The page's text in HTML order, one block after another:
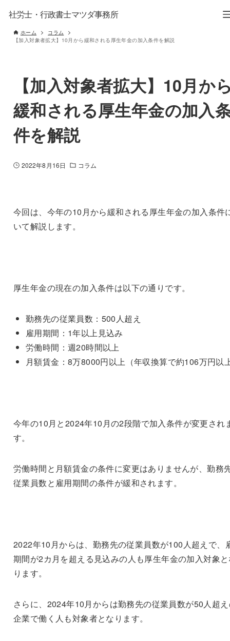
社労士・行政書士マツダ事務所
ホーム
コラム
【加入対象者拡大】10月から緩和される厚生年金の加入条件を解説
【加入対象者拡大】10月か
緩和される厚生年金の加入
件を解説
2022年8月16日 コラム
今回は、今年の10月から緩和される厚生年金の加入条件
いて解説します。
厚生年金の現在の加入条件は以下の通りです。
勤務先の従業員数：500人超え
雇用期間：1年以上見込み
労働時間：週20時間以上
月額賃金：8万8000円以上（年収換算で約106万円以
今年の10月と2024年10月の2段階で加入条件が変更され
す。
労働時間と月額賃金の条件に変更はありませんが、勤務
従業員数と雇用期間の条件が緩和されます。
2022年10月からは、勤務先の従業員数が100人超えで、
期間が2カ月を超える見込みの人も厚生年金の加入対象
ります。
さらに、2024年10月からは勤務先の従業員数が50人超
企業で働く人も対象者となります。